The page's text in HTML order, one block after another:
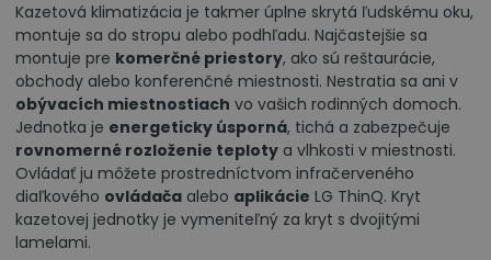
Kazetová klimatizácia je takmer úplne skrytá ľudskému oku,
montuje sa do stropu alebo podhľadu. Najčastejšie sa
montuje pre komerčné priestory, ako sú reštaurácie,
obchody alebo konferenčné miestnosti. Nestratia sa ani v
obývacích miestnostiach vo vašich rodinných domoch.
Jednotka je energeticky úsporná, tichá a zabezpečuje
rovnomerné rozloženie teploty a vlhkosti v miestnosti.
Ovládať ju môžete prostredníctvom infračerveného
diaľkového ovládača alebo aplikácie LG ThinQ. Kryt
kazetovej jednotky je vymeniteľný za kryt s dvojitými
lamelami.